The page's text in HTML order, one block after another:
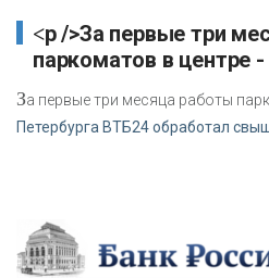
<p />За первые три месяца работы
паркоматов в центре
За первые три месяца работы
Петербурга ВТБ24 обработал